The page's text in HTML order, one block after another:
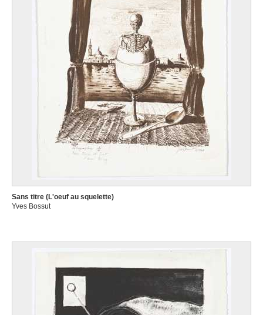
Sans titre (L'oeuf au squelette)
Yves Bossut